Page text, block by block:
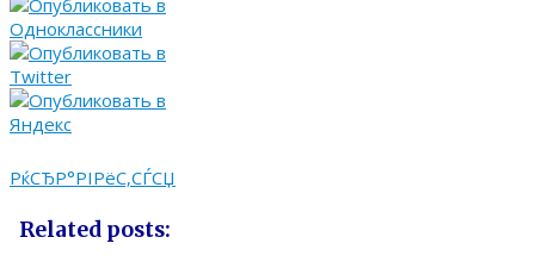
РќСЂР°РІРёС‚СЃСЏ
Related posts: